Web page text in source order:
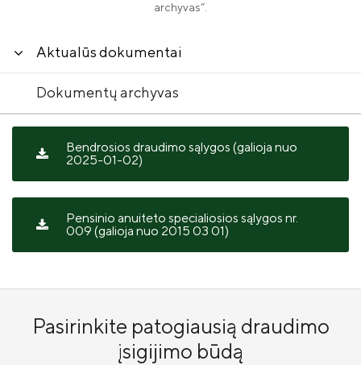
archyvas“.
Aktualūs dokumentai
Dokumentų archyvas
Bendrosios draudimo sąlygos (galioja nuo
2025-01-02)
Pensinio anuiteto specialiosios sąlygos nr.
009 (galioja nuo 2015 03 01)
Pasirinkite patogiausią draudimo
įsigijimo būdą